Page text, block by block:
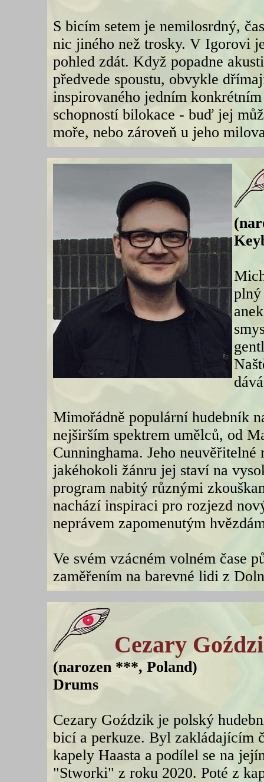
S bicím setem je nemilosrdný,
nic jiného než trosky. V Igorovi
pohled zdát. Když popadne
předvede spoustu, obvykle
inspirovaného jedním
schopností bilokace - buď jej
moře, nebo zároveň u jeho
plný
Mimořádně populární hudebník
nejširším spektrem umělců, od
Cunninghama. Jeho
jakéhokoli žánru jej staví na
program nabitý různými
nachází inspiraci pro rozjezd
neprávem zapomenutým
Ve svém vzácném volném čase
zaměřením na barevné lidi z
Cezary
(narozen ***, Poland)
Drums
Cezary Goździk je polský
bicí a perkuze. Byl zakládajícím
kapely Haasta a podílel se na
"Stworki" z roku 2020. Poté z